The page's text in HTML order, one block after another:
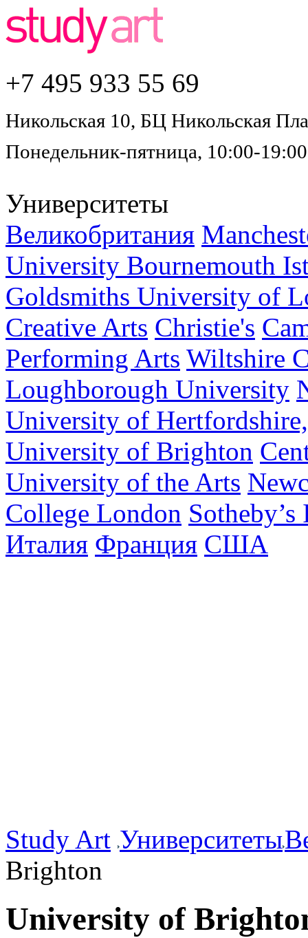
+7 495 933 55 69
Никольская 10, БЦ Никольская
Понедельник-пятница, 10:00-19:00
Университеты
Великобритания
University Bournemouth
Goldsmiths University of
Creative Arts Christie's
Performing Arts Wiltshire
Loughborough University
University of
University of Brighton
University of the Arts
College London
Италия Франция США
Study Art Университеты
Brighton
University of